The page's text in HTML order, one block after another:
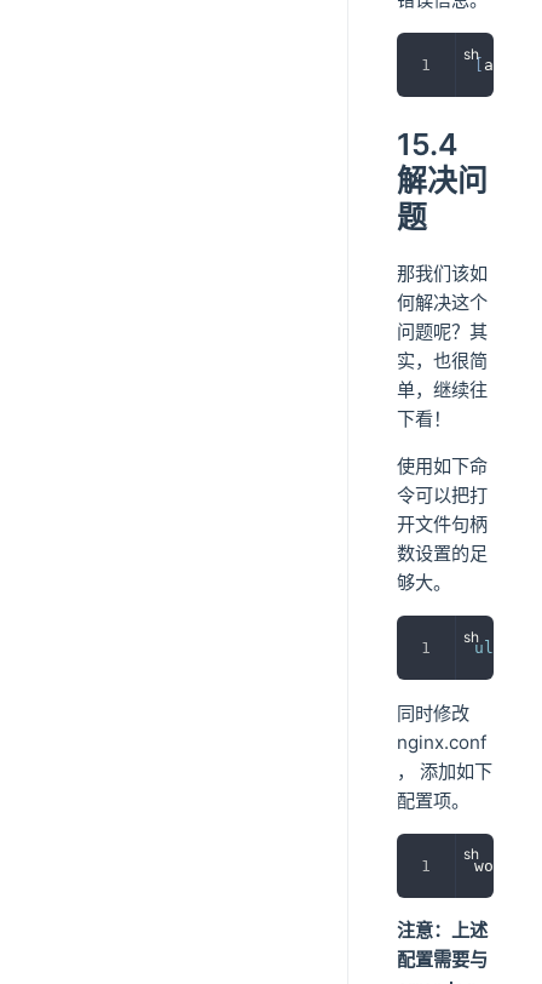
[ alert
15.4
解决问
题
那我们该如
何解决这个
问题呢？其
实，也很简
单，继续往
下看！
使用如下命
令可以把打
开文件句柄
数设置的足
够大。
ulimit
同时修改
nginx.conf
， 添加如下
配置项。
注意：上述
配置需要与